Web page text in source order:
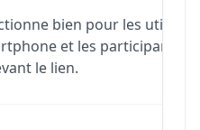
bien pour les
et les participants à
le lien.